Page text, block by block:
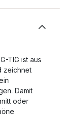
TIG ist aus
zeichnet
Damit
oder